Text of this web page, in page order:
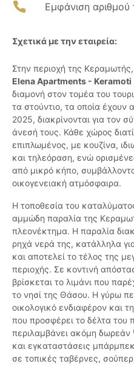
Εμφάνιση
Σχετικά με την εταιρεία:
Στην περιοχή της
Elena Apartments - Keramoti
διαμονή στον τομέα του
τα στούντιο, τα οποία έχουν
2025, διακρίνονται για τον
άνεσή τους. Κάθε χώρος
επιπλωμένος, με κουζίνα,
και τηλεόραση, ενώ
από μικρό κήπο,
οικογενειακή ατμόσφαιρα.
Η τοποθεσία του
αμμώδη παραλία της
πλεονέκτημα. Η παραλία
ρηχά νερά της, κατάλληλα
και αποτελεί το τέλος της
περιοχής. Σε κοντινή
βρίσκεται το λιμάνι που
το νησί της Θάσου. Η γύρω
οικολογικό ενδιαφέρον και
που προσφέρει το δέλτα του
περιλαμβάνει ακόμη
και εγκαταστάσεις
σε τοπικές ταβέρνες,